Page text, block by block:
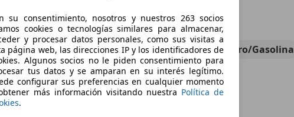
01/2022 1.000 km Electro/Gasolina
LIMITED
su consentimiento, nosotros y nuestros 263 socios
cookies o tecnologías similares para almacenar,
y procesar datos personales, como sus visitas a
página web, las direcciones IP y los identificadores de
Algunos socios no le piden consentimiento para
tus datos y se amparan en su interés legítimo.
configurar sus preferencias en cualquier momento
más información visitando nuestra Política de
.